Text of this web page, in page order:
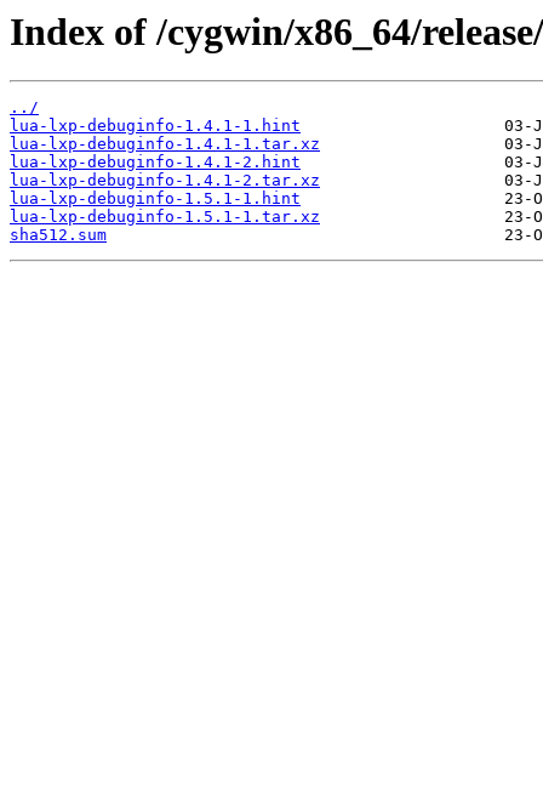
Index of /cygwin/x86_64/
../
lua-lxp-debuginfo-1.4.1-1.hint
lua-lxp-debuginfo-1.4.1-1.tar.xz
lua-lxp-debuginfo-1.4.1-2.hint
lua-lxp-debuginfo-1.4.1-2.tar.xz
lua-lxp-debuginfo-1.5.1-1.hint
lua-lxp-debuginfo-1.5.1-1.tar.xz
sha512.sum